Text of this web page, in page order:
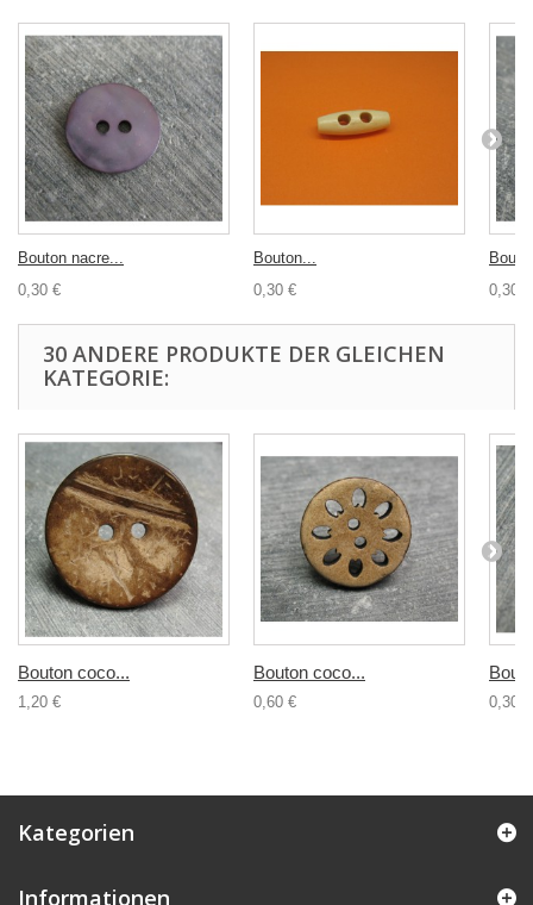
Bouton nacre...
0,30 €
Bouton...
0,30 €
0,30 €
30 ANDERE PRODUKTE DER GLEICHEN
KATEGORIE:
Bouton coco...
1,20 €
Bouton coco...
0,60 € 0,30 €
Kategorien
Informationen